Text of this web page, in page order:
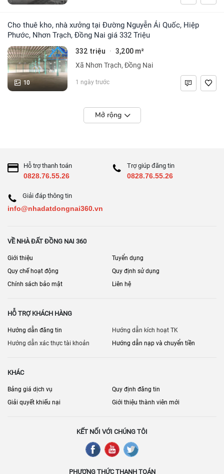
Cho thuê kho, nhà xưởng tại Đường Nguyễn Ái Quốc, Hiệp
Phước, Nhơn Trạch, Đồng Nai giá 332 Triệu
10
332 triệu · 3,200 m²
Xã Nhơn Trạch, Đồng Nai
1 ngày trước
Mở rộng
Hỗ trợ thanh toán
0828.76.55.26
Trợ giúp đăng tin
0828.76.55.26
Giải đáp thông tin
info@nhadatdongnai360.vn
VỀ NHÀ ĐẤT ĐỒNG NAI 360
Giới thiệu
Tuyển dụng
Quy chế hoạt động
Quy định sử dụng
Chính sách bảo mật
Liên hệ
HỖ TRỢ KHÁCH HÀNG
Hướng dẫn đăng tin
Hướng dẫn kích hoạt TK
Hướng dẫn xác thực tài khoản
Hướng dẫn nạp và chuyển tiền
KHÁC
Bảng giá dịch vụ
Quy định đăng tin
Giải quyết khiếu nại
Giới thiệu thành viên mới
KẾT NỐI VỚI CHÚNG TÔI
PHƯƠNG THỨC THANH TOÁN